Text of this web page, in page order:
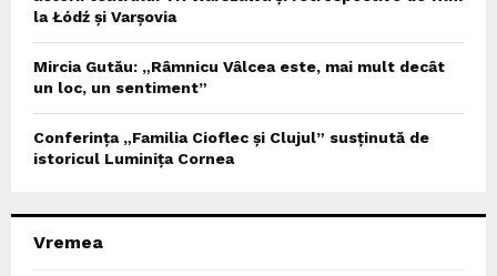
la Łódź și Varșovia
Mircia Gutău: „Râmnicu Vâlcea este, mai mult decât
un loc, un sentiment”
Conferința „Familia Cioflec și Clujul” susținută de
istoricul Luminița Cornea
Vremea